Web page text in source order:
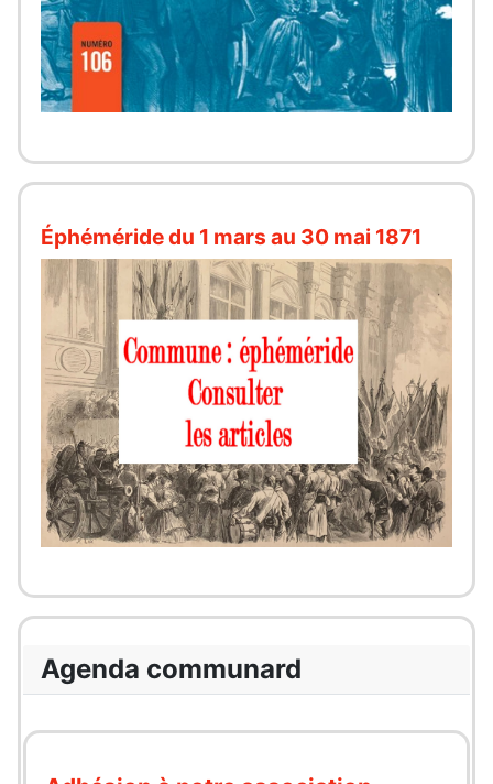
Éphéméride du 1 mars au 30 mai 1871
Agenda communard